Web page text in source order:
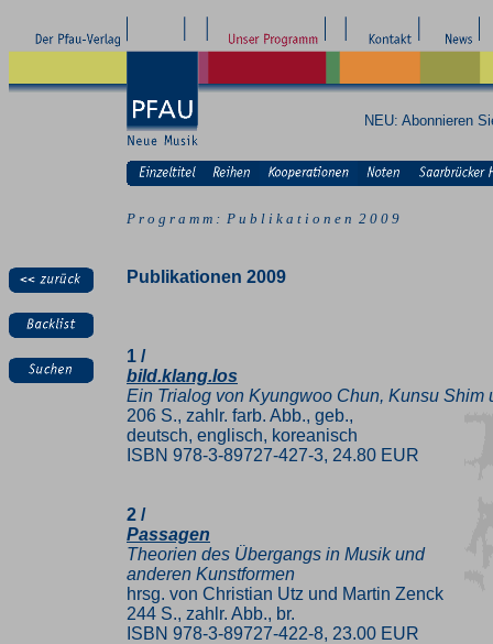
NEU: Abonnieren
P r o g r a m m : P u b l i k a t i o n e n 2 0 0 9
Publikationen 2009
1 /
bild.klang.los
Ein Trialog von Kyungwoo Chun, Kunsu Shim
206 S., zahlr. farb. Abb., geb.,
deutsch, englisch, koreanisch
ISBN 978-3-89727-427-3, 24.80 EUR
2 /
Passagen
Theorien des Übergangs in Musik und
anderen Kunstformen
hrsg. von Christian Utz und Martin Zenck
244 S., zahlr. Abb., br.
ISBN 978-3-89727-422-8, 23.00 EUR